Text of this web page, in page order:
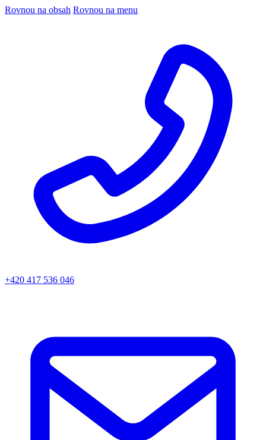
Rovnou na obsah Rovnou na menu
+420 417 536 046